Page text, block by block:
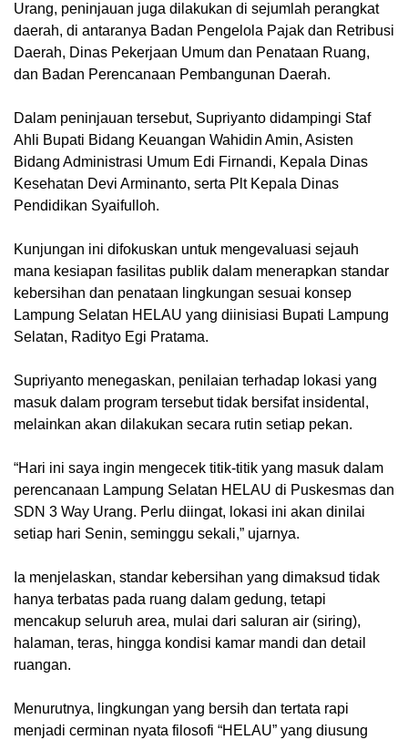
Urang, peninjauan juga dilakukan di sejumlah perangkat
daerah, di antaranya Badan Pengelola Pajak dan Retribusi
Daerah, Dinas Pekerjaan Umum dan Penataan Ruang,
dan Badan Perencanaan Pembangunan Daerah.
Dalam peninjauan tersebut, Supriyanto didampingi Staf
Ahli Bupati Bidang Keuangan Wahidin Amin, Asisten
Bidang Administrasi Umum Edi Firnandi, Kepala Dinas
Kesehatan Devi Arminanto, serta Plt Kepala Dinas
Pendidikan Syaifulloh.
Kunjungan ini difokuskan untuk mengevaluasi sejauh
mana kesiapan fasilitas publik dalam menerapkan standar
kebersihan dan penataan lingkungan sesuai konsep
Lampung Selatan HELAU yang diinisiasi Bupati Lampung
Selatan, Radityo Egi Pratama.
Supriyanto menegaskan, penilaian terhadap lokasi yang
masuk dalam program tersebut tidak bersifat insidental,
melainkan akan dilakukan secara rutin setiap pekan.
“Hari ini saya ingin mengecek titik-titik yang masuk dalam
perencanaan Lampung Selatan HELAU di Puskesmas dan
SDN 3 Way Urang. Perlu diingat, lokasi ini akan dinilai
setiap hari Senin, seminggu sekali,” ujarnya.
Ia menjelaskan, standar kebersihan yang dimaksud tidak
hanya terbatas pada ruang dalam gedung, tetapi
mencakup seluruh area, mulai dari saluran air (siring),
halaman, teras, hingga kondisi kamar mandi dan detail
ruangan.
Menurutnya, lingkungan yang bersih dan tertata rapi
menjadi cerminan nyata filosofi “HELAU” yang diusung